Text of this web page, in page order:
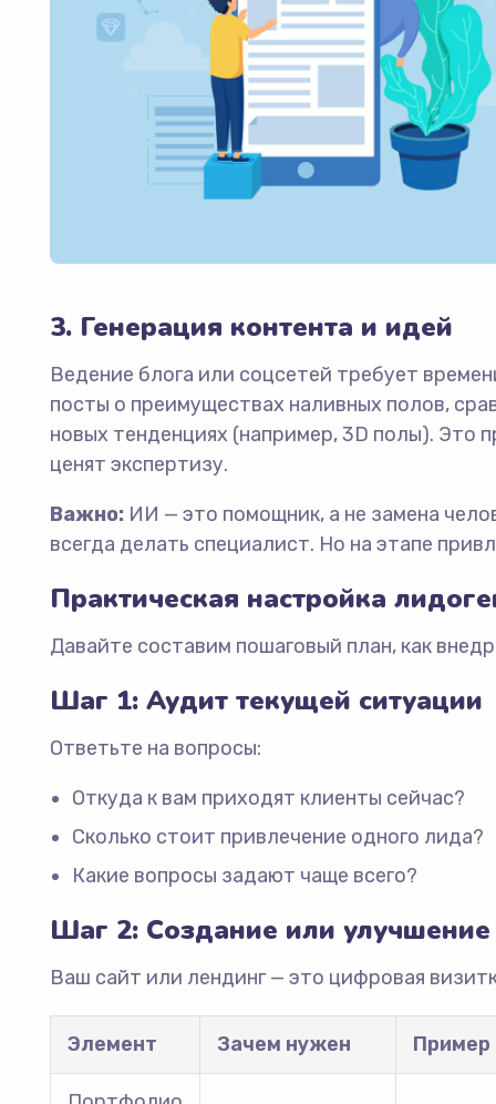
3. Генерация контента и идей
Ведение блога или соцсетей требует
посты о преимуществах наливных полов,
новых тенденциях (например, 3D полы). Это
ценят экспертизу.
Важно: ИИ — это помощник, а не замена
всегда делать специалист. Но на этапе
Практическая настройка
Давайте составим пошаговый план, как
Шаг 1: Аудит текущей ситуации
Ответьте на вопросы:
Откуда к вам приходят клиенты сейчас?
Сколько стоит привлечение одного лида?
Какие вопросы задают чаще всего?
Шаг 2: Создание или улучшение
Ваш сайт или лендинг — это цифровая
Элемент Зачем нужен